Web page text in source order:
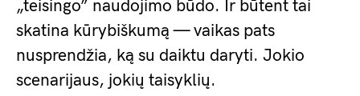
„teisingo” naudojimo būdo. Ir būtent tai
skatina kūrybiškumą — vaikas pats
nusprendžia, ką su daiktu daryti. Jokio
scenarijaus, jokių taisyklių.